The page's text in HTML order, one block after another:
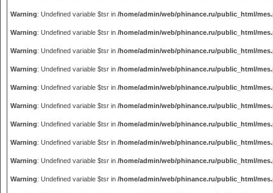
Warning: Undefined variable $tsr in /home/admin/web/phinance.ru/public_html/
Warning: Undefined variable $tsr in /home/admin/web/phinance.ru/public_html/
Warning: Undefined variable $tsr in /home/admin/web/phinance.ru/public_html/
Warning: Undefined variable $tsr in /home/admin/web/phinance.ru/public_html/
Warning: Undefined variable $tsr in /home/admin/web/phinance.ru/public_html/
Warning: Undefined variable $tsr in /home/admin/web/phinance.ru/public_html/
Warning: Undefined variable $tsr in /home/admin/web/phinance.ru/public_html/
Warning: Undefined variable $tsr in /home/admin/web/phinance.ru/public_html/
Warning: Undefined variable $tsr in /home/admin/web/phinance.ru/public_html/
Warning: Undefined variable $tsr in /home/admin/web/phinance.ru/public_html/